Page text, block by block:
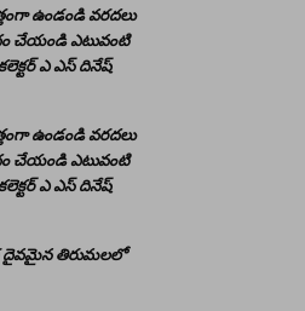
ఉండండి వరదలు
చేయండి ఎటువంటి
ఎ ఎస్ దినేష్
ఉండండి వరదలు
చేయండి ఎటువంటి
ఎ ఎస్ దినేష్
దైవమైన తిరుమలలో